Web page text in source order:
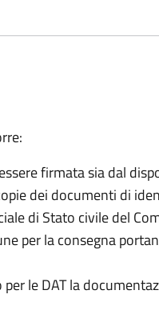
firmata sia dal
dei documenti di
di Stato civile del
per la consegna
le DAT la